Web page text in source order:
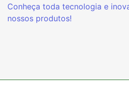
Conheça toda tecnologia e
nossos produtos!